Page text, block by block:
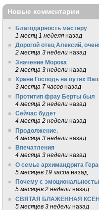
Новые комментарии
Благодарность мастеру
1 месяц 1 неделя назад
Дорогой отец Алексий,
2 месяца 3 недели назад
Значение Морока
2 месяца 3 недели назад
Храни Господь на путях
3 месяца 7 часов назад
Протитип фрау Берты был
4 месяца 2 недели назад
Сейчас будет
4 месяца 2 недели назад
Продолжение.
4 месяца 3 недели назад
Впечатления
4 месяца 3 недели назад
О семье архимандрита
5 месяцев 19 часов назад
Почему с
5 месяцев 2 недели назад
СВЯТАЯ БЛАЖЕННАЯ
5 месяцев 3 недели назад